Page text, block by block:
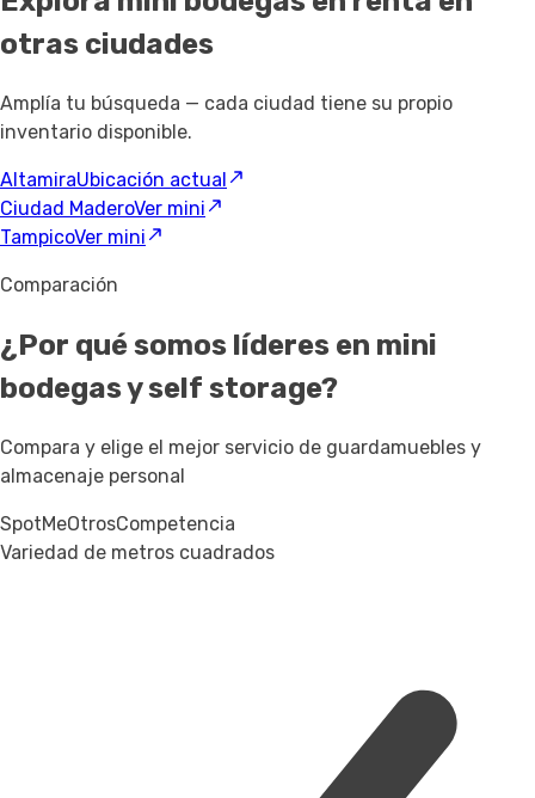
otras ciudades
Amplía tu búsqueda — cada ciudad tiene su propio
inventario disponible.
AltamiraUbicación actual
Ciudad MaderoVer mini
TampicoVer mini
Comparación
¿Por qué somos líderes en mini
bodegas y self storage?
Compara y elige el mejor servicio de guardamuebles y
almacenaje personal
SpotMeOtrosCompetencia
Variedad de metros cuadrados